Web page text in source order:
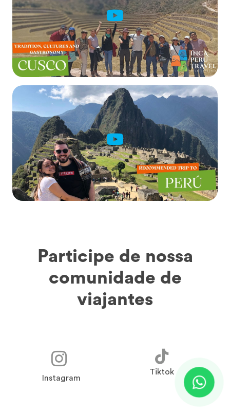
Participe de nossa
comunidade de
viajantes
Instagram
Tiktok